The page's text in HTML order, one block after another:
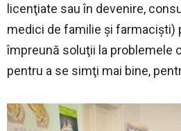
licenţiate sau în devenire,
medici de familie şi farmacişti)
împreună soluţii la problemele
pentru a se simţi mai bine,